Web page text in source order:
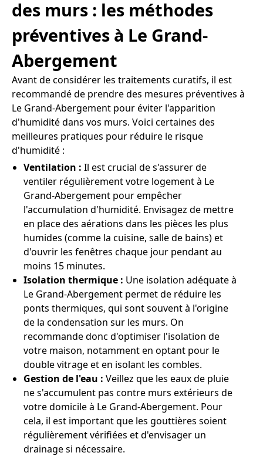
des murs : les méthodes
préventives à Le Grand-
Abergement
Avant de considérer les traitements curatifs, il est
recommandé de prendre des mesures préventives à
Le Grand-Abergement pour éviter l'apparition
d'humidité dans vos murs. Voici certaines des
meilleures pratiques pour réduire le risque
d'humidité :
Ventilation : Il est crucial de s'assurer de
ventiler régulièrement votre logement à Le
Grand-Abergement pour empêcher
l'accumulation d'humidité. Envisagez de mettre
en place des aérations dans les pièces les plus
humides (comme la cuisine, salle de bains) et
d'ouvrir les fenêtres chaque jour pendant au
moins 15 minutes.
Isolation thermique : Une isolation adéquate à
Le Grand-Abergement permet de réduire les
ponts thermiques, qui sont souvent à l'origine
de la condensation sur les murs. On
recommande donc d'optimiser l'isolation de
votre maison, notamment en optant pour le
double vitrage et en isolant les combles.
Gestion de l'eau : Veillez que les eaux de pluie
ne s'accumulent pas contre murs extérieurs de
votre domicile à Le Grand-Abergement. Pour
cela, il est important que les gouttières soient
régulièrement vérifiées et d'envisager un
drainage si nécessaire.